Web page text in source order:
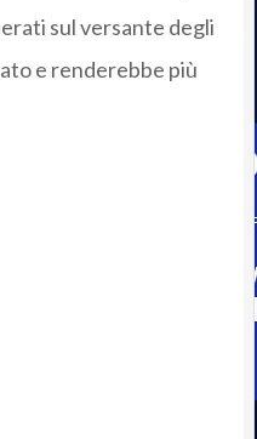
sul versante degli
e renderebbe più